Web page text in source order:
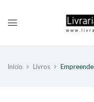
Início Livros